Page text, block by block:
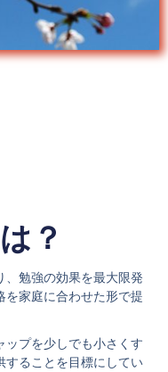
？
勉強の効果を最大限発
家庭に合わせた形で提
プを少しでも小さくす
することを目標にしてい